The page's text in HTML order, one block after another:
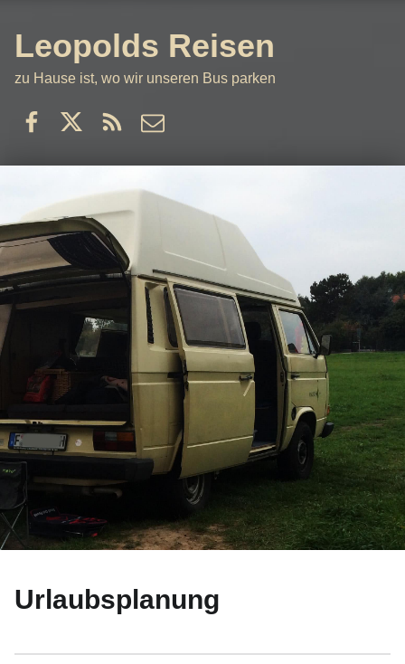
Leopolds Reisen
zu Hause ist, wo wir unseren Bus parken
Urlaubsplanung